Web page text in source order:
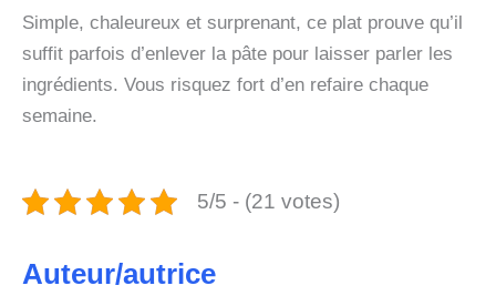
Simple, chaleureux et surprenant, ce plat prouve qu’il
suffit parfois d’enlever la pâte pour laisser parler les
ingrédients. Vous risquez fort d’en refaire chaque
semaine.
5/5 - (21 votes)
Auteur/autrice